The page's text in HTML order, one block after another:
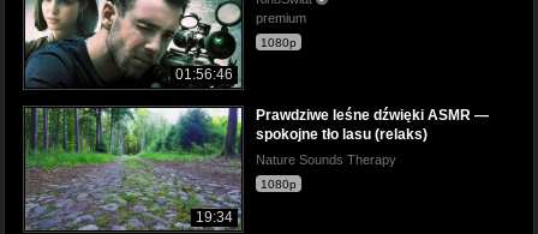
01:56:46
premium
1080p
19:34
Prawdziwe leśne dźwięki ASMR —
spokojne tło lasu (relaks)
Nature Sounds Therapy
1080p